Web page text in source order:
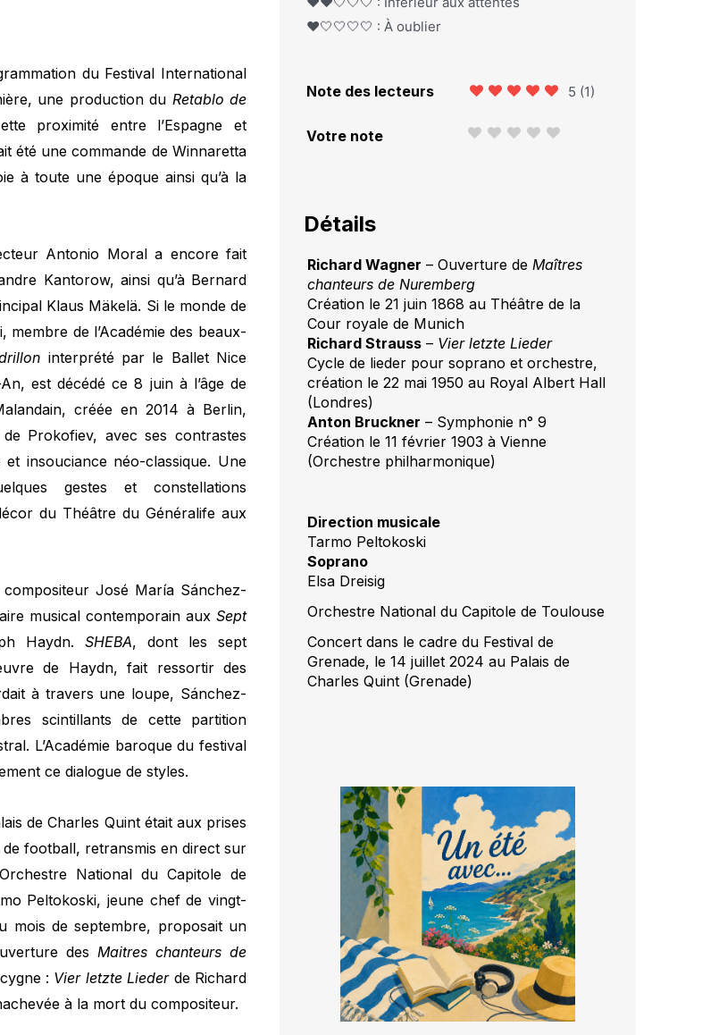
du Festival International
une production du Retablo de
proximité entre l’Espagne et
été une commande de Winnaretta
à toute une époque ainsi qu’à la
Antonio Moral a encore fait
Kantorow, ainsi qu’à Bernard
Klaus Mäkelä. Si le monde de
de l’Académie des beaux-
interprété par le Ballet Nice
est décédé ce 8 juin à l’âge de
créée en 2014 à Berlin,
Prokofiev, avec ses contrastes
et insouciance néo-classique. Une
gestes et constellations
du Théâtre du Généralife aux
José María Sánchez-
musical contemporain aux Sept
Haydn. SHEBA, dont les sept
de Haydn, fait ressortir des
à travers une loupe, Sánchez-
scintillants de cette partition
L’Académie baroque du festival
ce dialogue de styles.
de Charles Quint était aux prises
football, retransmis en direct sur
National du Capitole de
Peltokoski, jeune chef de vingt-
mois de septembre, proposait un
des Maitres chanteurs de
: Vier letzte Lieder de Richard
à la mort du compositeur.
❤️🤍🤍🤍🤍 : À oublier
Note des lecteurs 5 (1)
Votre note
Détails
Richard Wagner – Ouverture de Maîtres
chanteurs de Nuremberg
Création le 21 juin 1868 au Théâtre de la
Cour royale de Munich
Richard Strauss– Vier letzte Lieder
Cycle de lieder pour soprano et orchestre,
création le 22 mai 1950 au Royal Albert Hall
(Londres)
Anton Bruckner – Symphonie n° 9
Création le 11 février 1903 à Vienne
(Orchestre philharmonique)
Direction musicale
Tarmo Peltokoski
Soprano
Elsa Dreisig
Orchestre National du Capitole de Toulouse
Concert dans le cadre du Festival de
Grenade, le 14 juillet 2024 au Palais de
Charles Quint (Grenade)